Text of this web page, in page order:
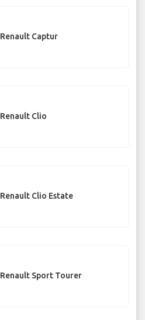
Renault Captur
Renault Clio
Renault Clio Estate
Renault Sport Tourer